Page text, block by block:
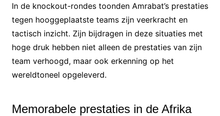
In de knockout-rondes toonden Amrabat’s prestaties
tegen hooggeplaatste teams zijn veerkracht en
tactisch inzicht. Zijn bijdragen in deze situaties met
hoge druk hebben niet alleen de prestaties van zijn
team verhoogd, maar ook erkenning op het
wereldtoneel opgeleverd.
Memorabele prestaties in de Afrika